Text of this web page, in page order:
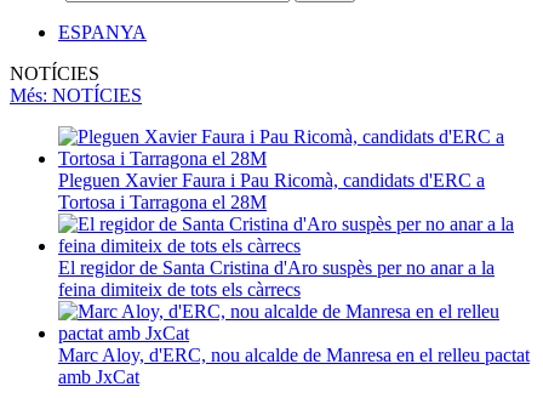
ESPANYA
NOTÍCIES
Més: NOTÍCIES
Pleguen Xavier Faura i Pau Ricomà, candidats d'ERC a
Tortosa i Tarragona el 28M
El regidor de Santa Cristina d'Aro suspès per no anar a la
feina dimiteix de tots els càrrecs
Marc Aloy, d'ERC, nou alcalde de Manresa en el relleu pactat
amb JxCat